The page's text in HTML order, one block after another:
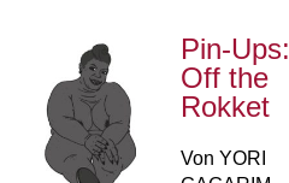
Pin-Ups:
Off the
Rokket
Von YORI